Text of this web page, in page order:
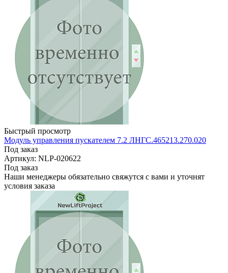
Быстрый просмотр
Модуль управления пускателем 7.2 ЛНГС.465213.270.020
Под заказ
Артикул: NLP-020622
Под заказ
Наши менеджеры обязательно свяжутся с вами и уточнят
условия заказа